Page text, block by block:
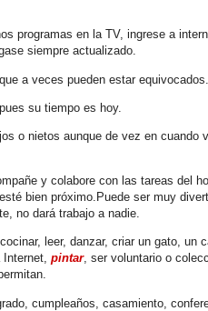
programas en la TV, ingrese a
siempre actualizado.
a veces pueden estar equivocados.
su tiempo es hoy.
o nietos aunque de vez en cuando
y colabore con las tareas del
bien próximo.Puede ser muy
no dará trabajo a nadie.
leer, danzar, criar un gato, un
pintar, ser voluntario o
cumpleaños, casamiento,